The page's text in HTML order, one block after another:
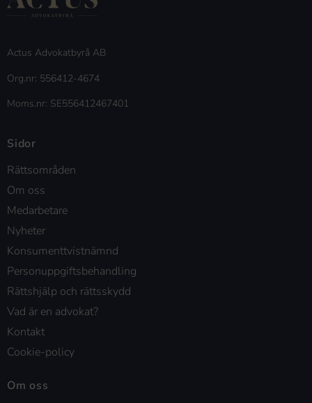
Actus Advokatbyrå AB
Org.nr: 556412-4674
Moms.nr: SE556412467401
Sidor
Rättsområden
Om oss
Medarbetare
Nyheter
Konsumenttvistnämnd
Personuppgiftsbehandling
Rättshjälp och rättsskydd
Vad är en advokat?
Kontakt
Cookie-policy
Om oss